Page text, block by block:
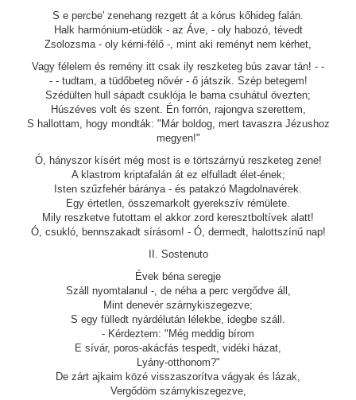
S e percbe' zenehang rezgett át a kórus kőhideg falán.
Halk harmónium-etüdök - az Áve, - oly habozó, tévedt
Zsolozsma - oly kérni-félő -, mint aki reményt nem kérhet,
Vagy félelem és remény itt csak ily reszketeg bús zavar tán! - -
- - tudtam, a tüdőbeteg nővér - ő játszik. Szép betegem!
Szédülten hull sápadt csuklója le barna csuhátul övezten;
Húszéves volt és szent. Én forrón, rajongva szerettem,
S hallottam, hogy mondták: "Már boldog, mert tavaszra Jézushoz
megyen!"
Ó, hányszor kísért még most is e törtszárnyú reszketeg zene!
A klastrom kriptafalán át ez elfulladt élet-ének;
Isten szűzfehér báránya - és patakzó Magdolnavérek.
Egy értetlen, összemarkolt gyerekszív rémülete.
Mily reszketve futottam el akkor zord keresztboltívek alatt!
Ó, csukló, bennszakadt sírásom! - Ó, dermedt, halottszínű nap!
II. Sostenuto
Évek béna seregje
Száll nyomtalanul -, de néha a perc vergődve áll,
Mint denevér szárnykiszegezve;
S egy fülledt nyárdélután lélekbe, idegbe száll.
- Kérdeztem: "Még meddig bírom
E sívár, poros-akácfás tespedt, vidéki házat,
Lyány-otthonom?"
De zárt ajkaim közé visszaszorítva vágyak és lázak,
Vergődöm szárnykiszegezve,